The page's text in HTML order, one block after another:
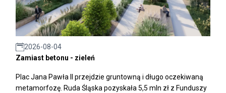
2026-08-04
Zamiast betonu - zieleń
Plac Jana Pawła II przejdzie gruntowną i długo oczekiwaną
metamorfozę. Ruda Śląska pozyskała 5,5 mln zł z Funduszy